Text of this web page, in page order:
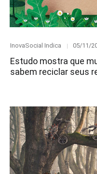
Category
InovaSocial Indica
Posted
05/11/
Estudo mostra que
sabem reciclar seus